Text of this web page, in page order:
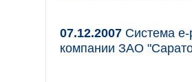
07.12.2007 Система e-
компании ЗАО